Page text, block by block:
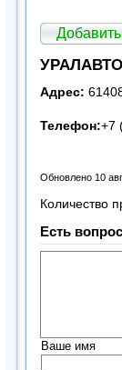
Адрес:
Телефон:+7
Обновлено 10
Количество
Есть
Ваше имя